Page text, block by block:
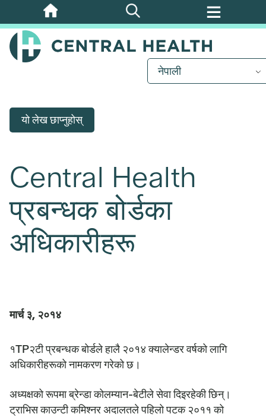
मुख्य
सामग्रीमा
जानुहोस्
नेपाली
यो लेख छाप्नुहोस्
Central Health
प्रबन्धक बोर्डका
अधिकारीहरू
मार्च ३, २०१४
१TP२टी प्रबन्धक बोर्डले हालै २०१४ क्यालेन्डर वर्षको लागि
अधिकारीहरूको नामकरण गरेको छ।
अध्यक्षको रूपमा ब्रेन्डा कोलम्यान-बेटीले सेवा दिइरहेकी छिन्।
ट्राभिस काउन्टी कमिश्नर अदालतले पहिलो पटक २०११ को